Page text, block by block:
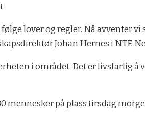
lover og regler. Nå avventer
Johan Hernes i NTE
i området. Det er livsfarlig
mennesker på plass tirsdag